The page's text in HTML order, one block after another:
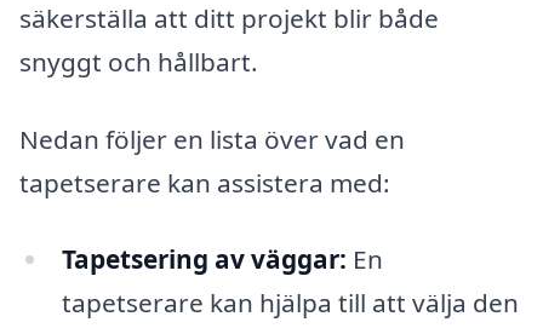
säkerställa att ditt projekt blir både
snyggt och hållbart.
Nedan följer en lista över vad en
tapetserare kan assistera med:
Tapetsering av väggar: En
tapetserare kan hjälpa till att välja den